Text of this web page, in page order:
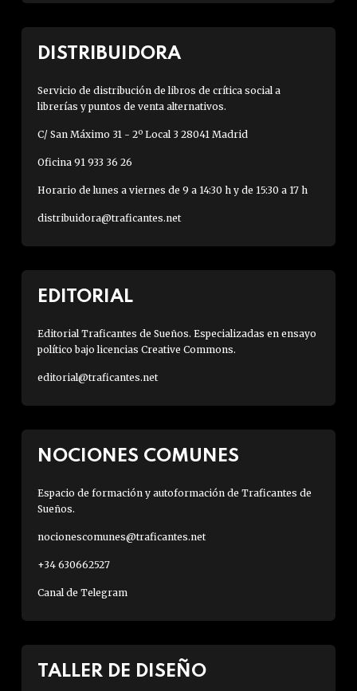
DISTRIBUIDORA
Servicio de distribución de libros de crítica social a
librerías y puntos de venta alternativos.
C/ San Máximo 31 - 2º Local 3 28041 Madrid
Oficina 91 933 36 26
Horario de lunes a viernes de 9 a 14:30 h y de 15:30 a 17 h
distribuidora@traficantes.net
EDITORIAL
Editorial Traficantes de Sueños. Especializadas en ensayo
político bajo licencias Creative Commons.
editorial@traficantes.net
NOCIONES COMUNES
Espacio de formación y autoformación de Traficantes de
Sueños.
nocionescomunes@traficantes.net
+34 630662527
Canal de Telegram
TALLER DE DISEÑO